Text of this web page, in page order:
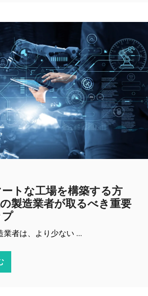
トな工場を構築する方
製造業者が取るべき重要
業者は、より少ない ...